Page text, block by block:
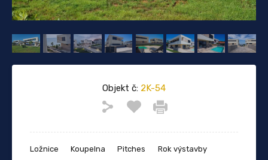
Objekt č: 2K-54
Ložnice Koupelna Pitches Rok výstavby